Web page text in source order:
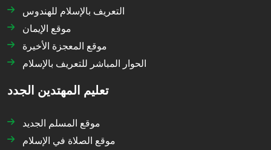
التعريف بالإسلام للهندوس
موقع الإيمان
موقع المعجزة الأخيرة
الحوار المباشر للتعريف بالإسلام
تعليم المهتدين الجدد
موقع المسلم الجديد
موقع الصلاة في الإسلام